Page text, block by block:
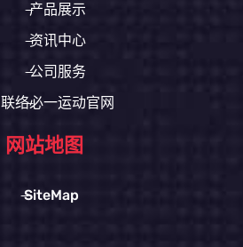
产品展示
资讯中心
公司服务
联络必一运动官网
网站地图
SiteMap